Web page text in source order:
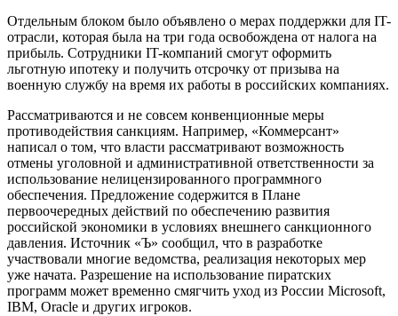
Отдельным блоком было объявлено о мерах поддержки для IT-
отрасли, которая была на три года освобождена от налога на
прибыль. Сотрудники IT-компаний смогут оформить
льготную ипотеку и получить отсрочку от призыва на
военную службу на время их работы в российских компаниях.
Рассматриваются и не совсем конвенционные меры
противодействия санкциям. Например, «Коммерсант»
написал о том, что власти рассматривают возможность
отмены уголовной и административной ответственности за
использование нелицензированного программного
обеспечения. Предложение содержится в Плане
первоочередных действий по обеспечению развития
российской экономики в условиях внешнего санкционного
давления. Источник «Ъ» сообщил, что в разработке
участвовали многие ведомства, реализация некоторых мер
уже начата. Разрешение на использование пиратских
программ может временно смягчить уход из России Microsoft,
IBM, Oracle и других игроков.